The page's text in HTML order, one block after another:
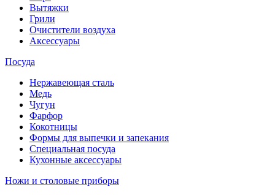
Вытяжки
Грили
Очистители воздуха
Аксессуары
Посуда
Нержавеющая сталь
Медь
Чугун
Фарфор
Кокотницы
Формы для выпечки и запекания
Специальная посуда
Кухонные аксессуары
Ножи и столовые приборы